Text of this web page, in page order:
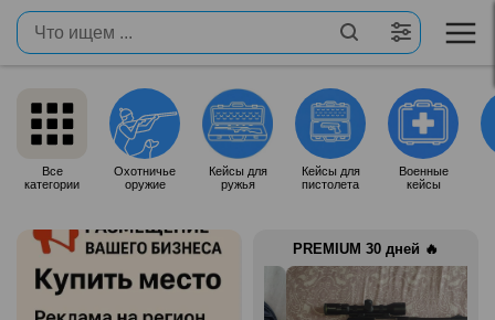
Все
категории
Охотничье
оружие
Кейсы для
ружья
Кейсы для
пистолета
Военные
кейсы
PREMIUM 30 дней 🔥